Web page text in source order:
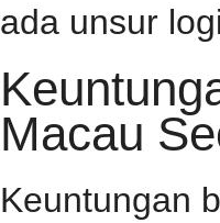
ada unsur
Macau
Keuntungan